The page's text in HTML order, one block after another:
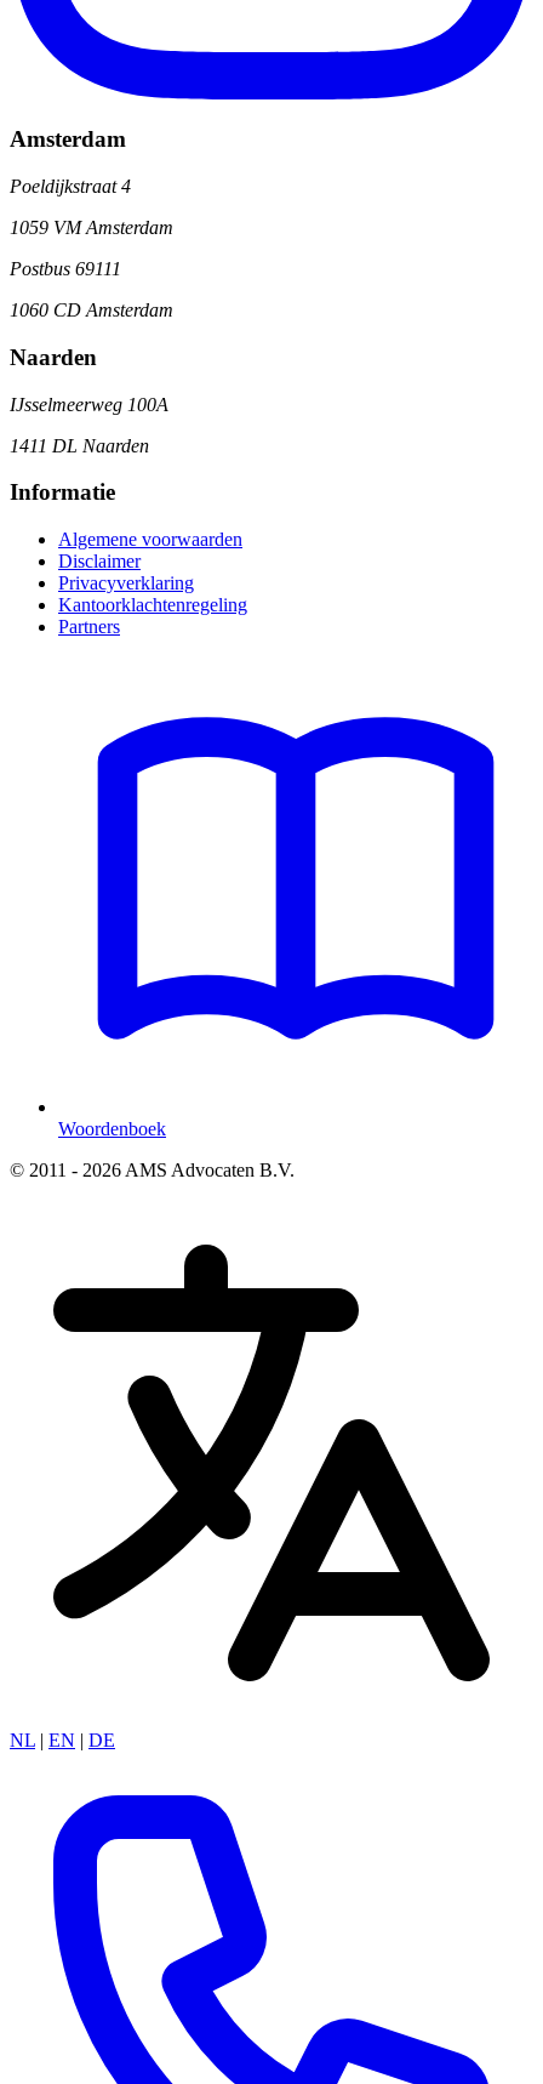
Amsterdam
Poeldijkstraat 4
1059 VM Amsterdam
Postbus 69111
1060 CD Amsterdam
Naarden
IJsselmeerweg 100A
1411 DL Naarden
Informatie
Algemene voorwaarden
Disclaimer
Privacyverklaring
Kantoorklachtenregeling
Partners
Woordenboek
© 2011 - 2026 AMS Advocaten B.V.
NL | EN | DE